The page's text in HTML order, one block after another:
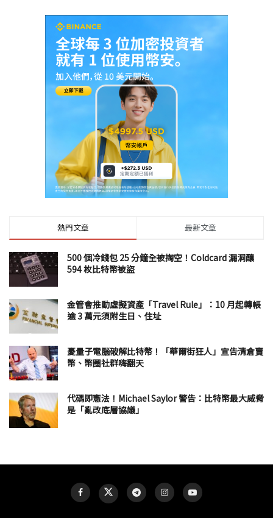
熱門文章 最新文章
500 個冷錢包 25 分鐘全被掏空！Coldcard 漏洞釀
594 枚比特幣被盜
金管會推動虛擬資產「Travel Rule」：10 月起轉帳
逾 3 萬元須附生日、住址
憂量子電腦破解比特幣！「華爾街狂人」宣告清倉賣
幣、幣圈社群嗨翻天
代碼即憲法！Michael Saylor 警告：比特幣最大威脅
是「亂改底層協議」